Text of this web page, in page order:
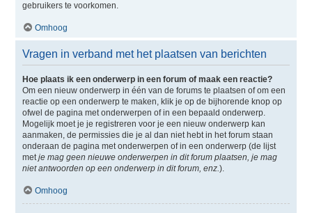
gebruikers te voorkomen.
Omhoog
Vragen in verband met het plaatsen van berichten
Hoe plaats ik een onderwerp in een forum of maak een reactie?
Om een nieuw onderwerp in één van de forums te plaatsen of om een
reactie op een onderwerp te maken, klik je op de bijhorende knop op
ofwel de pagina met onderwerpen of in een bepaald onderwerp.
Mogelijk moet je je registreren voor je een nieuw onderwerp kan
aanmaken, de permissies die je al dan niet hebt in het forum staan
onderaan de pagina met onderwerpen of in een onderwerp (de lijst
metje mag geen nieuwe onderwerpen in dit forum plaatsen, je mag
niet antwoorden op een onderwerp in dit forum, enz.).
Omhoog